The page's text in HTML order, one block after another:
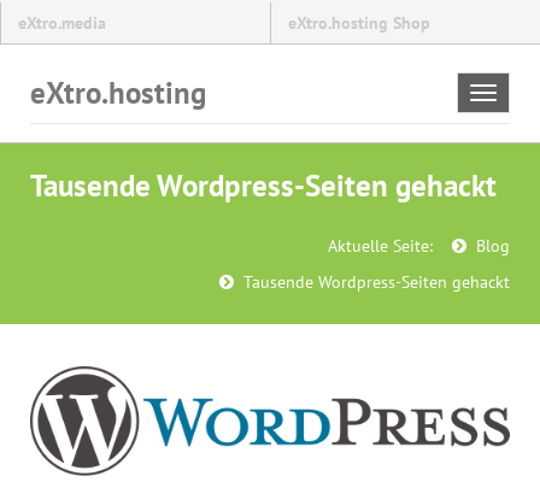
eXtro.media eXtro.hosting Shop
Toggle
eXtro.hosting
Tausende Wordpress-Seiten gehackt
Aktuelle Seite:
Blog
Tausende Wordpress-Seiten gehackt